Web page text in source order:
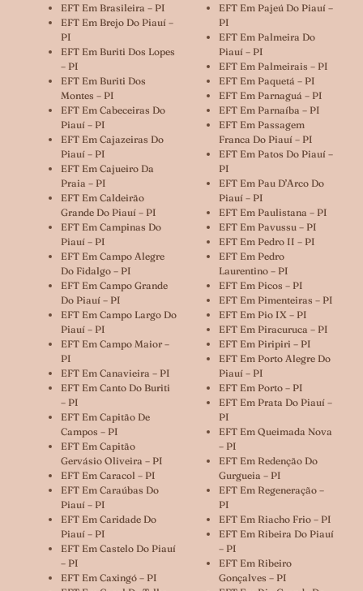
EFT Em Brasileira – PI
EFT Em Brejo Do Piauí –
PI
EFT Em Buriti Dos Lopes
– PI
EFT Em Buriti Dos
Montes – PI
EFT Em Cabeceiras Do
Piauí – PI
EFT Em Cajazeiras Do
Piauí – PI
EFT Em Cajueiro Da
Praia – PI
EFT Em Caldeirão
Grande Do Piauí – PI
EFT Em Campinas Do
Piauí – PI
EFT Em Campo Alegre
Do Fidalgo – PI
EFT Em Campo Grande
Do Piauí – PI
EFT Em Campo Largo Do
Piauí – PI
EFT Em Campo Maior –
PI
EFT Em Canavieira – PI
EFT Em Canto Do Buriti
– PI
EFT Em Capitão De
Campos – PI
EFT Em Capitão
Gervásio Oliveira – PI
EFT Em Caracol – PI
EFT Em Caraúbas Do
Piauí – PI
EFT Em Caridade Do
Piauí – PI
EFT Em Castelo Do Piauí
– PI
EFT Em Caxingó – PI
EFT Em Pajeú Do Piauí –
PI
EFT Em Palmeira Do
Piauí – PI
EFT Em Palmeirais – PI
EFT Em Paquetá – PI
EFT Em Parnaguá – PI
EFT Em Parnaíba – PI
EFT Em Passagem
Franca Do Piauí – PI
EFT Em Patos Do Piauí –
PI
EFT Em Pau D’Arco Do
Piauí – PI
EFT Em Paulistana – PI
EFT Em Pavussu – PI
EFT Em Pedro II – PI
EFT Em Pedro
Laurentino – PI
EFT Em Picos – PI
EFT Em Pimenteiras – PI
EFT Em Pio IX – PI
EFT Em Piracuruca – PI
EFT Em Piripiri – PI
EFT Em Porto Alegre Do
Piauí – PI
EFT Em Porto – PI
EFT Em Prata Do Piauí –
PI
EFT Em Queimada Nova
– PI
EFT Em Redenção Do
Gurgueia – PI
EFT Em Regeneração –
PI
EFT Em Riacho Frio – PI
EFT Em Ribeira Do Piauí
– PI
EFT Em Ribeiro
Gonçalves – PI